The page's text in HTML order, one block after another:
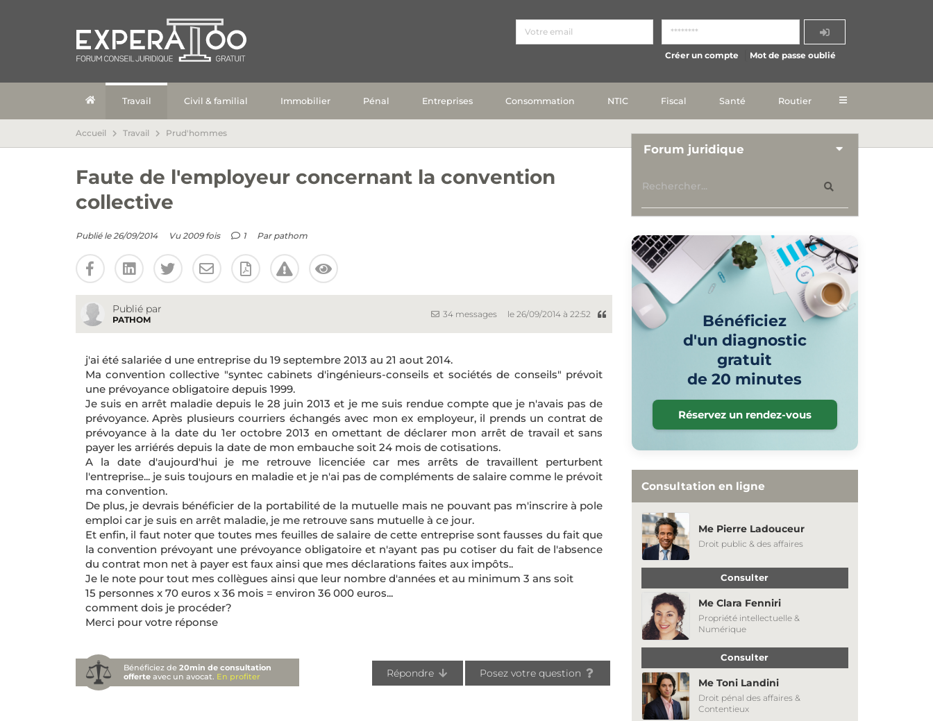
Créer un compte Mot de passe oublié
Travail Civil & familial Immobilier Pénal Entreprises Consommation NTIC Fiscal Santé Routier
Accueil Travail Prud'hommes
Faute de l'employeur concernant la convention
collective
Publié le 26/09/2014 Vu 2009 fois 1 Par pathom
Publié par
PATHOM
34 messages le 26/09/2014 à 22:52
j'ai été salariée d une entreprise du 19 septembre 2013 au 21 aout 2014.
Ma convention collective "syntec cabinets d'ingénieurs-conseils et sociétés de conseils" prévoit
une prévoyance obligatoire depuis 1999.
Je suis en arrêt maladie depuis le 28 juin 2013 et je me suis rendue compte que je n'avais pas de
prévoyance. Après plusieurs courriers échangés avec mon ex employeur, il prends un contrat de
prévoyance à la date du 1er octobre 2013 en omettant de déclarer mon arrêt de travail et sans
payer les arriérés depuis la date de mon embauche soit 24 mois de cotisations.
A la date d'aujourd'hui je me retrouve licenciée car mes arrêts de travaillent perturbent
l'entreprise... je suis toujours en maladie et je n'ai pas de compléments de salaire comme le prévoit
ma convention.
De plus, je devrais bénéficier de la portabilité de la mutuelle mais ne pouvant pas m'inscrire à pole
emploi car je suis en arrêt maladie, je me retrouve sans mutuelle à ce jour.
Et enfin, il faut noter que toutes mes feuilles de salaire de cette entreprise sont fausses du fait que
la convention prévoyant une prévoyance obligatoire et n'ayant pas pu cotiser du fait de l'absence
du contrat mon net à payer est faux ainsi que mes déclarations faites aux impôts..
Je le note pour tout mes collègues ainsi que leur nombre d'années et au minimum 3 ans soit
15 personnes x 70 euros x 36 mois = environ 36 000 euros...
comment dois je procéder?
Merci pour votre réponse
Bénéficiez de20min de consultation
offerte avec un avocat. En profiter Répondre Posez votre question
Forum juridique
Bénéficiez
d'un diagnostic
gratuit
de 20 minutes
Réservez un rendez-vous
Consultation en ligne
Me Pierre Ladouceur
Droit public & des affaires
Consulter
Me Clara Fenniri
Propriété intellectuelle &
Numérique
Consulter
Me Toni Landini
Droit pénal des affaires &
Contentieux